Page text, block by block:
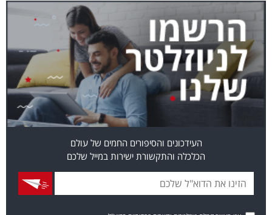
העידכונים והסיפורים החמים של עולם
הכלכלה והתקשורת ישירות במייל שלכם